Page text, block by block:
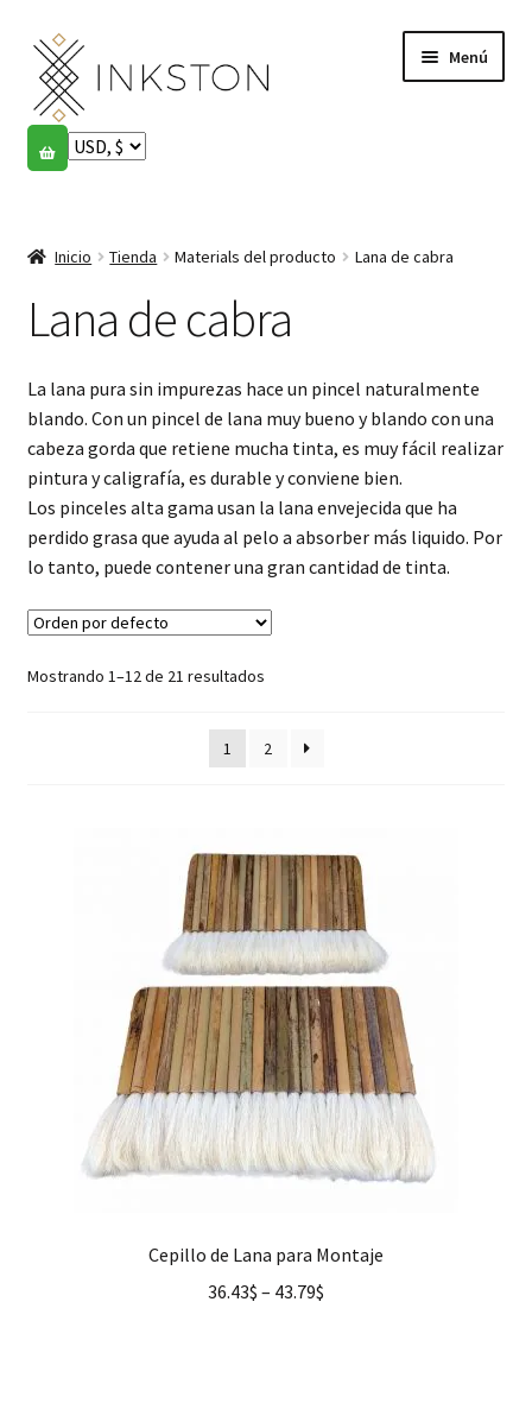
Ir
la
navegación
Ir
al
contenido
Menú
Tienda
English
Español
Français
Comunidad
hijo
Cuenta
FAQ
Inicio Tienda Materials del producto Lana de cabra
Lana de cabra
La lana pura sin impurezas hace un pincel naturalmente
blando. Con un pincel de lana muy bueno y blando con una
cabeza gorda que retiene mucha tinta, es muy fácil realizar
pintura y caligrafía, es durable y conviene bien.
Los pinceles alta gama usan la lana envejecida que ha
perdido grasa que ayuda al pelo a absorber más liquido. Por
lo tanto, puede contener una gran cantidad de tinta.
Mostrando 1–12 de 21 resultados
1 2
Cepillo de Lana para Montaje
36.43$ – 43.79$